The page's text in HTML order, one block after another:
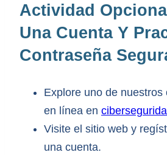
Actividad
Una Cuenta Y
Contraseña
Explore uno de nuestros
en línea en
Visite el sitio web y
una cuenta.